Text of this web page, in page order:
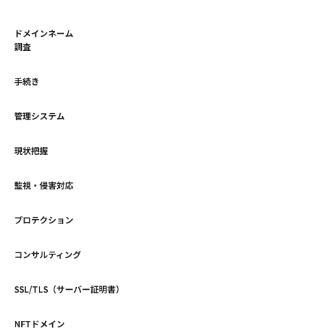
ドメインネーム
調査
手続き
管理システム
現状把握
監視・侵害対応
プロテクション
コンサルティング
SSL/TLS（サーバー証明書）
NFTドメイン